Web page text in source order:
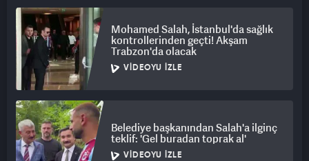
Mohamed Salah, İstanbul'da sağlık
kontrollerinden geçti! Akşam
Trabzon'da olacak
VIDEOYU İZLE
Belediye başkanından Salah'a ilginç
teklif: 'Gel buradan toprak al'
VIDEOYU İZLE